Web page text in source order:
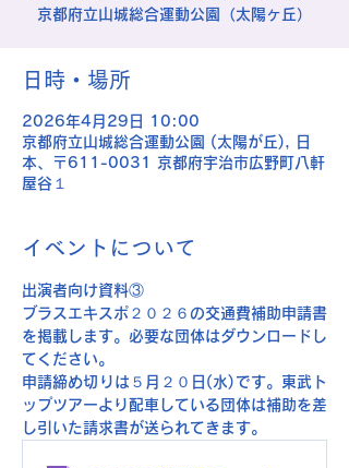
京都府立山城総合運動公園（太陽ヶ丘）
日時・場所
2026年4月29日 10:00
京都府立山城総合運動公園 (太陽が丘), 日
本、〒611-0031 京都府宇治市広野町八軒
屋谷１
イベントについて
出演者向け資料③
ブラスエキスポ２０２６の交通費補助申請書
を掲載します。必要な団体はダウンロードし
てください。
申請締め切りは５月２０日(水)です。東武ト
ップツアーより配車している団体は補助を差
し引いた請求書が送られてきます。